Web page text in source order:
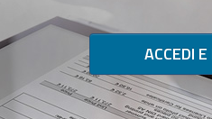
ACCEDI